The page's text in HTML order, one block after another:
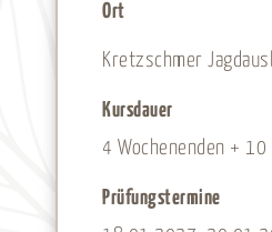
Ort
Kretzschmer
Kursdauer
4 Wochenenden +
Prüfungstermine